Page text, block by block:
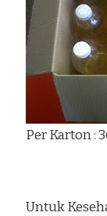
Per Karton :
Untuk